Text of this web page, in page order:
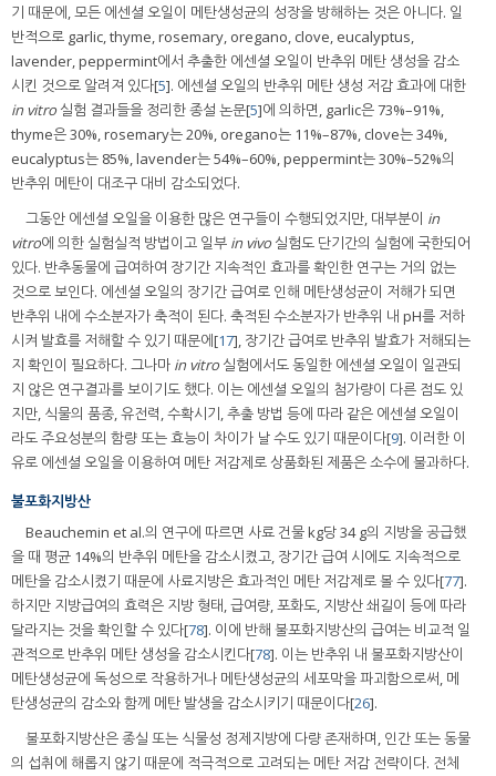
기 때문에, 모든 에센셜 오일이 메탄생성균의 성장을 방해하는 것은 아니다. 일
반적으로 garlic, thyme, rosemary, oregano, clove, eucalyptus,
lavender, peppermint에서 추출한 에센셜 오일이 반추위 메탄 생성을 감소
시킨 것으로 알려져 있다[5]. 에센셜 오일의 반추위 메탄 생성 저감 효과에 대한
in vitro 실험 결과들을 정리한 종설 논문[5]에 의하면, garlic은 73%–91%,
thyme은 30%, rosemary는 20%, oregano는 11%–87%, clove는 34%,
eucalyptus는 85%, lavender는 54%–60%, peppermint는 30%–52%의
반추위 메탄이 대조구 대비 감소되었다.
그동안 에센셜 오일을 이용한 많은 연구들이 수행되었지만, 대부분이 in
vitro에 의한 실험실적 방법이고 일부 in vivo 실험도 단기간의 실험에 국한되어
있다. 반추동물에 급여하여 장기간 지속적인 효과를 확인한 연구는 거의 없는
것으로 보인다. 에센셜 오일의 장기간 급여로 인해 메탄생성균이 저해가 되면
반추위 내에 수소분자가 축적이 된다. 축적된 수소분자가 반추위 내 pH를 저하
시켜 발효를 저해할 수 있기 때문에[17], 장기간 급여로 반추위 발효가 저해되는
지 확인이 필요하다. 그나마 in vitro 실험에서도 동일한 에센셜 오일이 일관되
지 않은 연구결과를 보이기도 했다. 이는 에센셜 오일의 첨가량이 다른 점도 있
지만, 식물의 품종, 유전력, 수확시기, 추출 방법 등에 따라 같은 에센셜 오일이
라도 주요성분의 함량 또는 효능이 차이가 날 수도 있기 때문이다[9]. 이러한 이
유로 에센셜 오일을 이용하여 메탄 저감제로 상품화된 제품은 소수에 불과하다.
불포화지방산
Beauchemin et al.의 연구에 따르면 사료 건물 kg당 34 g의 지방을 공급했
을 때 평균 14%의 반추위 메탄을 감소시켰고, 장기간 급여 시에도 지속적으로
메탄을 감소시켰기 때문에 사료지방은 효과적인 메탄 저감제로 볼 수 있다[77].
하지만 지방급여의 효력은 지방 형태, 급여량, 포화도, 지방산 쇄길이 등에 따라
달라지는 것을 확인할 수 있다[78]. 이에 반해 불포화지방산의 급여는 비교적 일
관적으로 반추위 메탄 생성을 감소시킨다[78]. 이는 반추위 내 불포화지방산이
메탄생성균에 독성으로 작용하거나 메탄생성균의 세포막을 파괴함으로써, 메
탄생성균의 감소와 함께 메탄 발생을 감소시키기 때문이다[26].
불포화지방산은 종실 또는 식물성 정제지방에 다량 존재하며, 인간 또는 동물
의 섭취에 해롭지 않기 때문에 적극적으로 고려되는 메탄 저감 전략이다. 전체